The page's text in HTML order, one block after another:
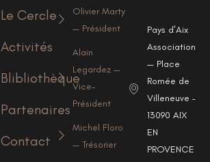
Le Cercle
Activités
Blibliothèque
Partenaires
Contact
Olivier Marty
— Président
Alain
Legardez —
Vice-
Président
Michel Floro
— Trésorier
Pays d’Aix
Associations
— Place
Romée de
Villeneuve —
13090 AIX
EN
PROVENCE